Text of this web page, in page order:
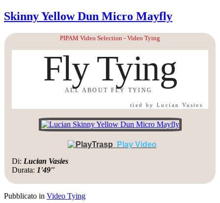
Skinny Yellow Dun Micro Mayfly
PIPAM Video Selection - Video Tying
Fly Tying
ALL ABOUT FLY TYING
tied by Lucian Vasies
Play Video
Di: Lucian Vasies
Durata: 1'49''
Pubblicato in Video Tying